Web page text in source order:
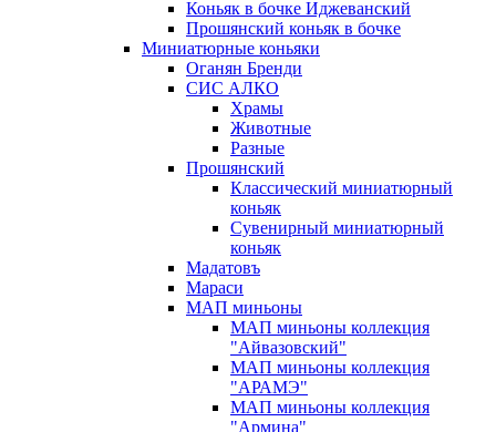
Коньяк в бочке Иджеванский
Прошянский коньяк в бочке
Миниатюрные коньяки
Оганян Бренди
СИС АЛКО
Храмы
Животные
Разные
Прошянский
Классический миниатюрный
коньяк
Сувенирный миниатюрный
коньяк
Мадатовъ
Мараси
МАП миньоны
МАП миньоны коллекция
"Айвазовский"
МАП миньоны коллекция
"АРАМЭ"
МАП миньоны коллекция
"Армина"